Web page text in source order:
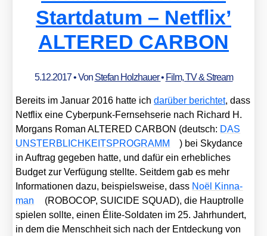
Startdatum – Netflix’
ALTERED CARBON
5.12.2017• Von Stefan Holzhauer• Film, TV & Stream
Bereits im Janu­ar 2016 hat­te ichdar­über berich­tet, dass
Net­flix eine Cyber­punk-Fern­seh­se­rie nach Richard H.
Mor­gans Roman ALTERED CARBON (deutsch: DAS
UNSTERBLICHKEITSPROGRAMM
) bei Sky­dance
in Auf­trag gege­ben hat­te, und dafür ein erheb­li­ches
Bud­get zur Ver­fü­gung stell­te. Seit­dem gab es mehr
Infor­ma­tio­nen dazu, bei­spiels­wei­se, dass Noël Kin­na­
man
(ROBOCOP, SUICIDE SQUAD), die Haupt­rol­le
spie­len soll­te, einen Éli­te-Sol­da­ten im 25. Jahr­hun­dert,
in dem die Mensch­heit sich nach der Ent­de­ckung von